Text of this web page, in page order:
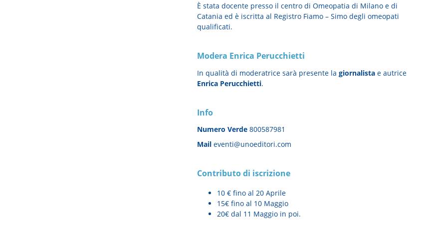
È stata docente presso il centro di Omeopatia di Milano e di
Catania ed è iscritta al Registro Fiamo – Simo degli omeopati
qualificati.
Modera Enrica Perucchietti
In qualità di moderatrice sarà presente la giornalistae autrice
Enrica Perucchietti.
Info
Numero Verde800587981
Maileventi@unoeditori.com
Contributo di iscrizione
10 € fino al 20 Aprile
15€ fino al 10 Maggio
20€ dal 11 Maggio in poi.